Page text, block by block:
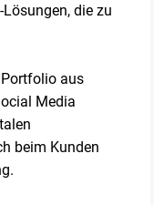
die zu
aus
Media
beim Kunden